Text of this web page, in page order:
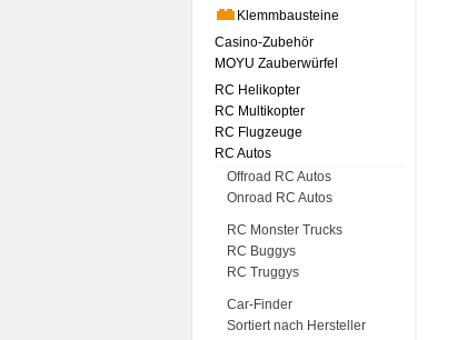
Klemmbausteine
Casino-Zubehör
MOYU Zauberwürfel
RC Helikopter
RC Multikopter
RC Flugzeuge
RC Autos
Offroad RC Autos
Onroad RC Autos
RC Monster Trucks
RC Buggys
RC Truggys
Car-Finder
Sortiert nach Hersteller